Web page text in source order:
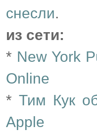
снесли.
из сети:
* New York
Online
* Тим Кук
Apple